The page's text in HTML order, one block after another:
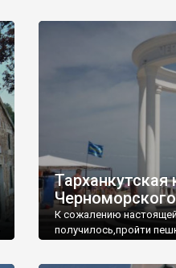
Тарханкутская
К сожалению
получилось,пройти